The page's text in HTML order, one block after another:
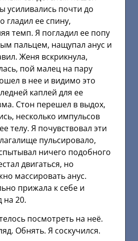
усиливались почти до
гладил ее спину,
темп. Я погладил ее попу
пальцем, нащупал анус и
Женя вскрикнула,
пой малец на пару
в нее и видимо это
каплей для ее
Стон перешел в выдох,
несколько импульсов
телу. Я почувствовал эти
пульсировало,
ничего подобного
двигаться, но
массировать анус.
прижала к себе и
на 20.
посмотреть на неё.
Обнять. Я соскучился.